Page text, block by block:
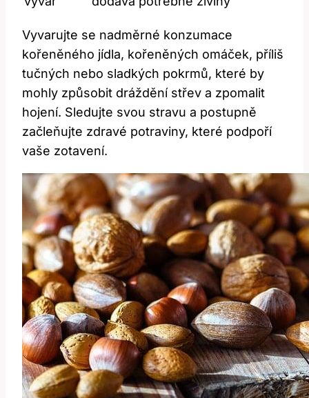
Vyvarujte se nadměrné konzumace
kořeněného jídla, kořeněných omáček, příliš
tučných nebo sladkých pokrmů, které by
mohly způsobit dráždění střev a zpomalit
hojení. Sledujte svou stravu a postupně
začleňujte zdravé potraviny, které podpoří
vaše zotavení.